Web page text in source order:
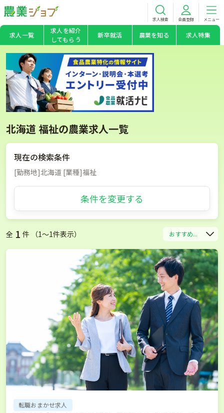
求人検索 会員登録 メニュー
求人一覧
求人を紹介
してもらう
新卒就活 農業を知る 求人特集
北海道 福祉の農業求人一覧
現在の検索条件
[勤務地]北海道 [業種]福祉
条件を変更する
全 1 件 （1〜1件表示） おすすめ...
転職おまかせ求人